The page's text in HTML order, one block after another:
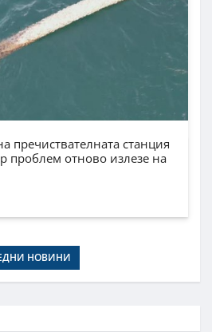
пречиствателната станция
проблем отново излезе на
НОВИНИ